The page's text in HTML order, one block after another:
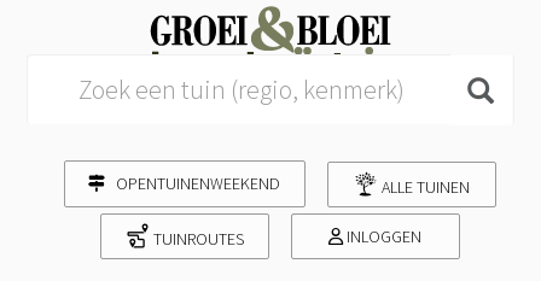
OPENTUINENWEEKEND ALLE TUINEN
TUINROUTES INLOGGEN